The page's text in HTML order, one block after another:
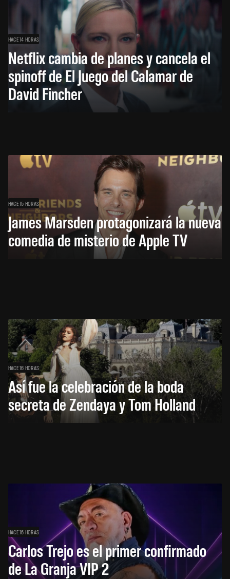
HACE 14 HORAS
Netflix cambia de planes y cancela el
spinoff de El Juego del Calamar de
David Fincher
HACE 15 HORAS
James Marsden protagonizará la nueva
comedia de misterio de Apple TV
HACE 16 HORAS
Así fue la celebración de la boda
secreta de Zendaya y Tom Holland
HACE 16 HORAS
Carlos Trejo es el primer confirmado
de La Granja VIP 2